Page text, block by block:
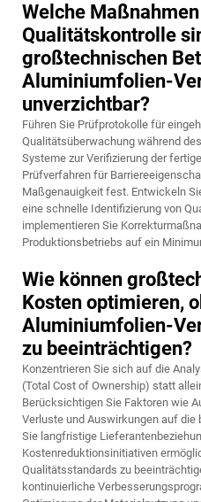
Welche
Qualitätskontrolle
großtechnischen
Aluminiumfolien-
unverzichtbar?
Führen Sie Prüfprotokolle für
Qualitätsüberwachung während
Systeme zur Verifizierung der
Prüfverfahren für
Maßgenauigkeit fest. Entwickeln
eine schnelle Identifizierung von
implementieren Sie
Produktionsbetriebs auf ein
Wie können
Kosten optimieren,
Aluminiumfolien-
zu beeinträchtigen?
Konzentrieren Sie sich auf die
(Total Cost of Ownership) statt
Berücksichtigen Sie Faktoren wie
Verluste und Auswirkungen auf die
Sie langfristige
Kostenreduktionsinitiativen
Qualitätsstandards zu
kontinuierliche